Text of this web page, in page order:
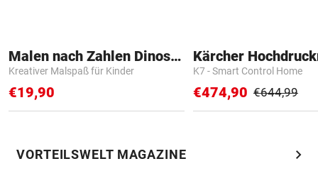
Malen nach Zahlen Dinosaurier
Kreativer Malspaß für Kinder
€19,90
Kärcher
K7 - Smart Control Home
€474,90 €644,99
VORTEILSWELT MAGAZINE chevron_right